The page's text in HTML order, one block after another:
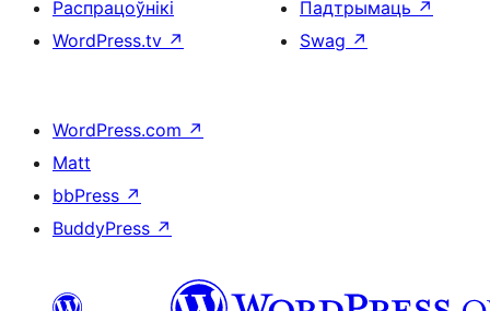
Распрацоўнікі
WordPress.tv ↗
Падтрымаць ↗
Swag ↗
WordPress.com ↗
Matt
bbPress ↗
BuddyPress ↗